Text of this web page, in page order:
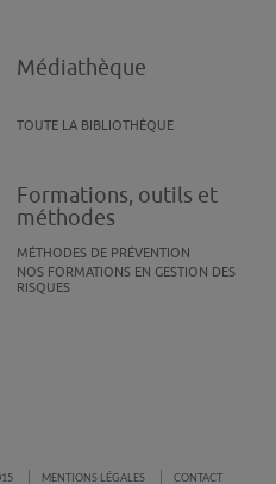
Médiathèque
TOUTE LA BIBLIOTHÈQUE
Formations, outils et
méthodes
MÉTHODES DE PRÉVENTION
NOS FORMATIONS EN GESTION DES
RISQUES
MENTIONS LÉGALES CONTACT